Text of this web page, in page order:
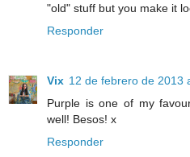
"old" stuff but you make it
Responder
Vix 12 de febrero de 2013
Purple is one of my
well! Besos! x
Responder